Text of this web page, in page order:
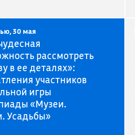
30 мая
рассмотреть
в ее деталях»:
участников
игры
«Музеи.
Усадьбы»